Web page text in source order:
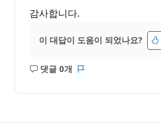
감사합니다.
이 대답이 도움이 되었나요?
댓글 0개
설